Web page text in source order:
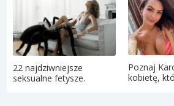
22 najdziwniejsze
seksualne fetysze.
Poznaj
kobietę,